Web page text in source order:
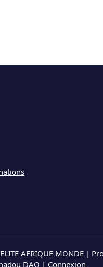
AFRIQUE MONDE |
DAO | Connexion